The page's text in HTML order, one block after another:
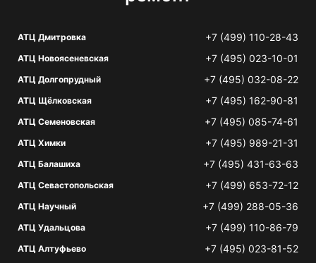
АТЦ Дмитровка +7 (499) 110-28-43
АТЦ Новоясеневская +7 (495) 023-10-01
АТЦ Долгопрудный +7 (495) 032-08-22
АТЦ Щёлковская +7 (495) 162-90-81
АТЦ Семеновская +7 (495) 085-74-61
АТЦ Химки +7 (495) 989-21-31
АТЦ Балашиха +7 (495) 431-63-63
АТЦ Севастопольская +7 (499) 653-72-12
АТЦ Научный +7 (499) 288-05-36
АТЦ Удальцова +7 (499) 110-86-79
АТЦ Алтуфьево +7 (495) 023-81-52